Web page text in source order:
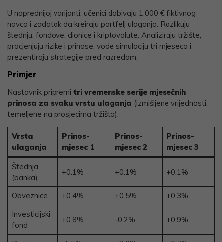
U naprednijoj varijanti, učenici dobivaju 1.000 € fiktivnog
novca i zadatak da kreiraju portfelj ulaganja. Razlikuju
štednju, fondove, dionice i kriptovalute. Analiziraju tržište,
procjenjuju rizike i prinose, vode simulaciju tri mjeseca i
prezentiraju strategije pred razredom.
Primjer
Nastavnik pripremi tri vremenske serije mjesečnih
prinosa za svaku vrstu ulaganja (izmišljene vrijednosti,
temeljene na prosjecima tržišta).
Vrsta
ulaganja
Prinos-
mjesec 1
Prinos-
mjesec 2
Prinos-
mjesec 3
Štednja
(banka)
+0.1% +0.1% +0.1%
Obveznice +0.4% +0.5%
+0.3%
Investicijski
fond
+0.8% -0.2% +0.9%